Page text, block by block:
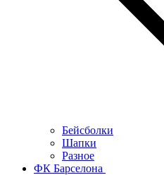
Бейсболки
Шапки
Разное
ФК Барселона